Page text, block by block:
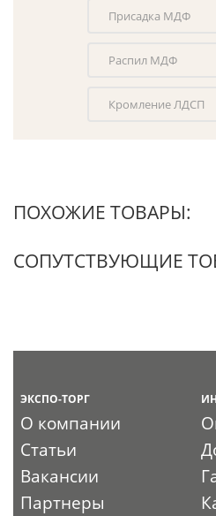
Присадка МДФ
Распил МДФ
Кромление ЛДСП
ПОХОЖИЕ ТОВАРЫ:
СОПУТСТВУЮЩИЕ
ЭКСПО-ТОРГ
О компании
Статьи
Вакансии
Партнеры